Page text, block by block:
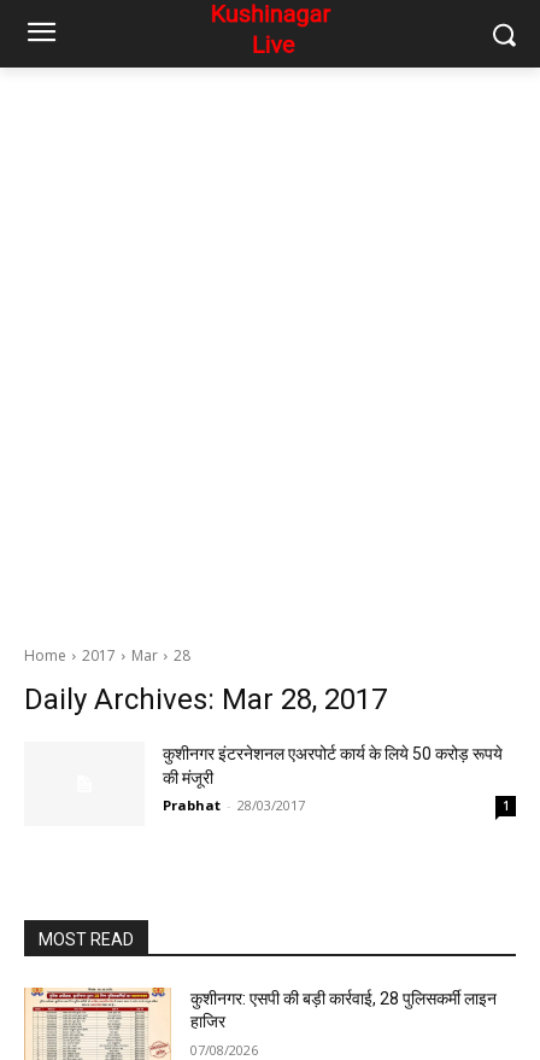
Home 2017 Mar 28
Daily Archives: Mar 28, 2017
कुशीनगर इंटरनेशनल एअरपोर्ट कार्य के लिये 50 करोड़ रूपये
की मंजूरी
Prabhat - 28/03/2017 1
MOST READ
कुशीनगर: एसपी की बड़ी कार्रवाई, 28 पुलिसकर्मी लाइन
हाजिर
07/08/2026